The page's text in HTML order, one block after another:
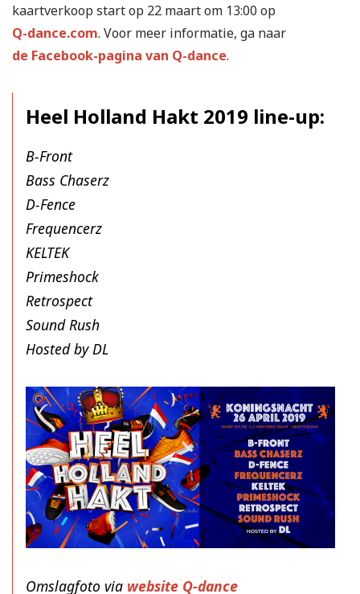
kaartverkoop start op 22 maart om 13:00 op
Q-dance.com. Voor meer informatie, ga naar
de Facebook-pagina van Q-dance.
Heel Holland Hakt 2019 line-up:
B-Front
Bass Chaserz
D-Fence
Frequencerz
KELTEK
Primeshock
Retrospect
Sound Rush
Hosted by DL
Omslagfoto via website Q-dance